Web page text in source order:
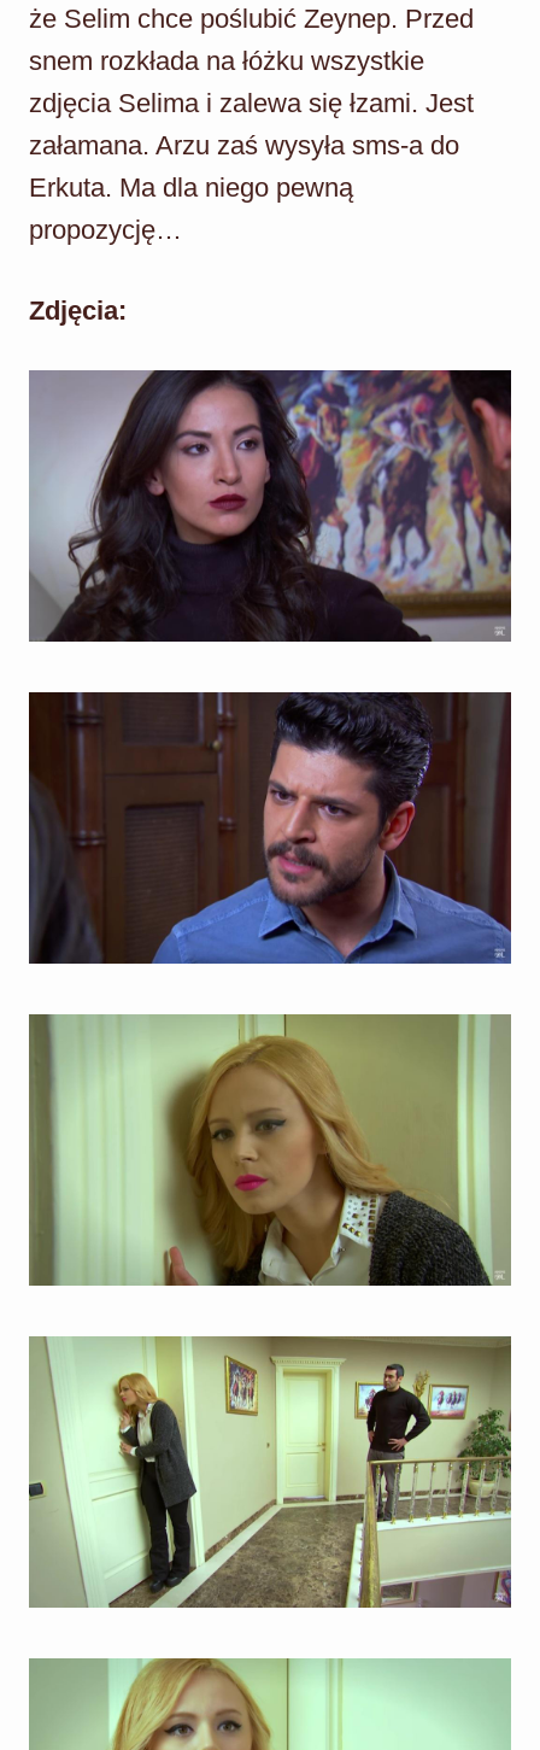
że Selim chce poślubić Zeynep. Przed
snem rozkłada na łóżku wszystkie
zdjęcia Selima i zalewa się łzami. Jest
załamana. Arzu zaś wysyła sms-a do
Erkuta. Ma dla niego pewną
propozycję…
Zdjęcia: